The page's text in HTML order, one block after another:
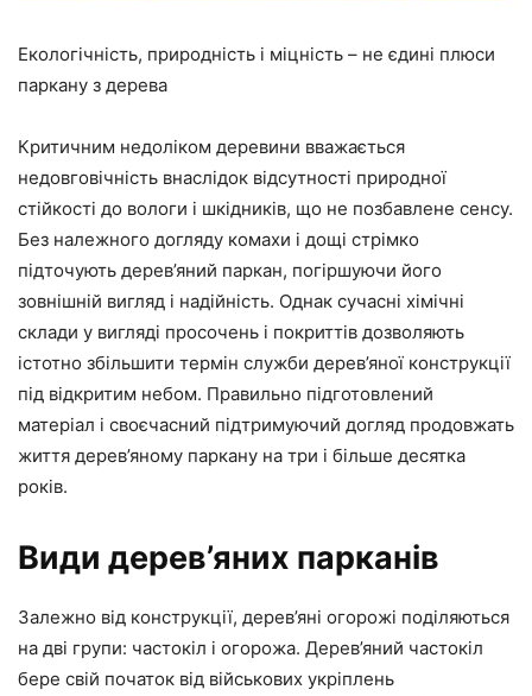
Екологічність, природність і міцність – не єдині плюси
паркану з дерева
Критичним недоліком деревини вважається
недовговічність внаслідок відсутності природної
стійкості до вологи і шкідників, що не позбавлене сенсу.
Без належного догляду комахи і дощі стрімко
підточують дерев’яний паркан, погіршуючи його
зовнішній вигляд і надійність. Однак сучасні хімічні
склади у вигляді просочень і покриттів дозволяють
істотно збільшити термін служби дерев’яної конструкції
під відкритим небом. Правильно підготовлений
матеріал і своєчасний підтримуючий догляд продовжать
життя дерев’яному паркану на три і більше десятка
років.
Види дерев’яних парканів
Залежно від конструкції, дерев’яні огорожі поділяються
на дві групи: частокіл і огорожа. Дерев’яний частокіл
бере свій початок від військових укріплень